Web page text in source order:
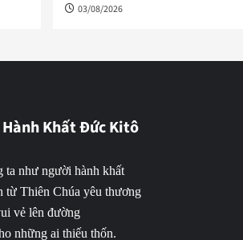
03/08/2026
Hành Khất Đức Kitô
ta như người hành khất
từ Thiên Chúa yêu thương
vẻ lên đường
những ai thiếu thốn.